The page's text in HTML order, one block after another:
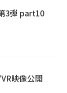
3弾 part10
映像公開